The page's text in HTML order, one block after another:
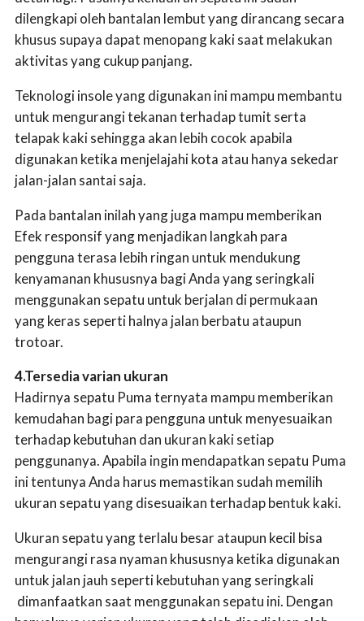
dilengkapi oleh bantalan lembut yang dirancang secara
khusus supaya dapat menopang kaki saat melakukan
aktivitas yang cukup panjang.
Teknologi insole yang digunakan ini mampu membantu
untuk mengurangi tekanan terhadap tumit serta
telapak kaki sehingga akan lebih cocok apabila
digunakan ketika menjelajahi kota atau hanya sekedar
jalan-jalan santai saja.
Pada bantalan inilah yang juga mampu memberikan
Efek responsif yang menjadikan langkah para
pengguna terasa lebih ringan untuk mendukung
kenyamanan khususnya bagi Anda yang seringkali
menggunakan sepatu untuk berjalan di permukaan
yang keras seperti halnya jalan berbatu ataupun
trotoar.
4.Tersedia varian ukuran
Hadirnya sepatu Puma ternyata mampu memberikan
kemudahan bagi para pengguna untuk menyesuaikan
terhadap kebutuhan dan ukuran kaki setiap
penggunanya. Apabila ingin mendapatkan sepatu Puma
ini tentunya Anda harus memastikan sudah memilih
ukuran sepatu yang disesuaikan terhadap bentuk kaki.
Ukuran sepatu yang terlalu besar ataupun kecil bisa
mengurangi rasa nyaman khususnya ketika digunakan
untuk jalan jauh seperti kebutuhan yang seringkali
dimanfaatkan saat menggunakan sepatu ini. Dengan